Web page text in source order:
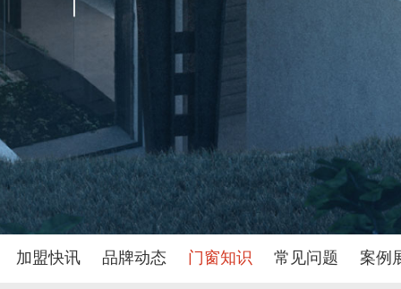
加盟快讯 品牌动态 门窗知识 常见问题 案例